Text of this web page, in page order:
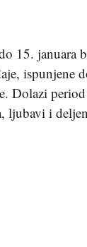
15. januara
ispunjene
Dolazi
ljubavi i